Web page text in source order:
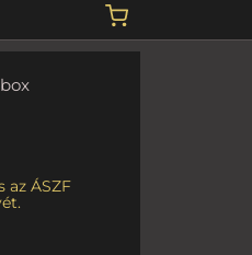
az ÁSZF